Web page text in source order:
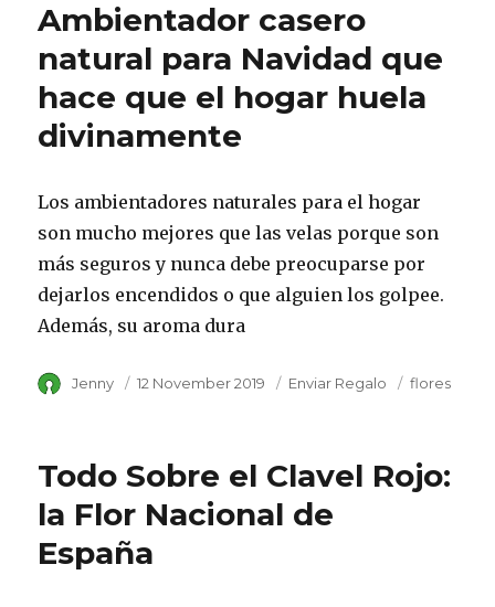
Ambientador casero
natural para Navidad que
hace que el hogar huela
divinamente
Los ambientadores naturales para el hogar
son mucho mejores que las velas porque son
más seguros y nunca debe preocuparse por
dejarlos encendidos o que alguien los golpee.
Además, su aroma dura
Author
Jenny
Posted
12 November 2019 Category
Enviar Regalo Tags
flores
Todo Sobre el Clavel Rojo:
la Flor Nacional de
España